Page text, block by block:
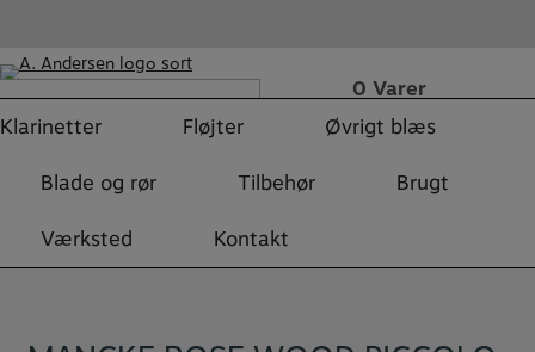
indholdet
0 Varer
Fri fragt over 499 DKK
Klarinetter Fløjter
Øvrigt blæs
Blade og rør
Tilbehør
Brugt
Værksted
Kontakt